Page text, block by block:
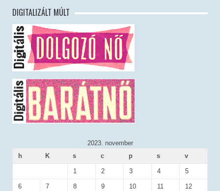
DIGITALIZÁLT MÚLT
2023. november
h
K s c p s v
1 2 3 4 5
6 7 8 9 10 11 12